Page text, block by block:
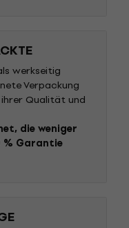
werkseitig
Verpackung
Qualität und
die weniger
% Garantie